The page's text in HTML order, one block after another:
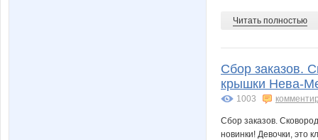
Читать полностью
Сбор заказов.
крышки Нева-
1003
Сбор заказов.
новинки! Девочки, это